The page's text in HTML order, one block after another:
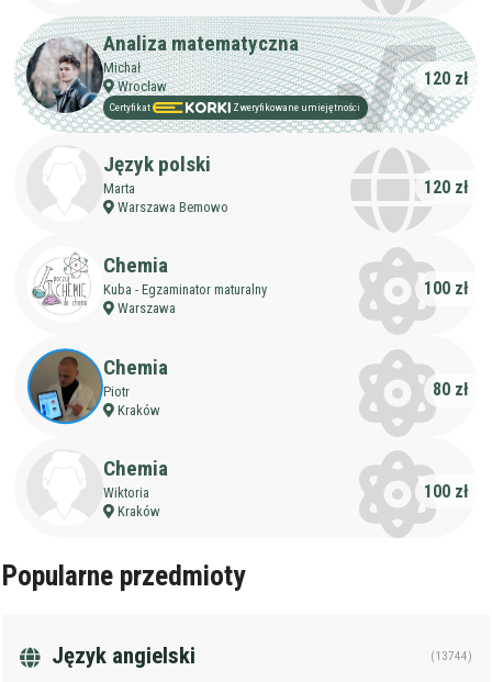
Analiza matematyczna
Michał
Wrocław
Certyfikat Zweryfikowane umiejętności
120 zł
Język polski
Marta
Warszawa Bemowo
120 zł
Chemia
Kuba - Egzaminator maturalny
Warszawa
100 zł
Chemia
Piotr
Kraków
80 zł
Chemia
Wiktoria
Kraków
100 zł
Popularne przedmioty
Język angielski (13744)